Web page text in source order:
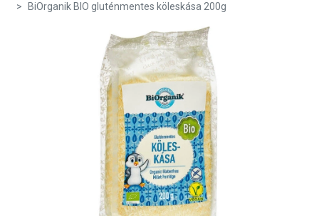
BiOrganik BIO gluténmentes köleskása 200g